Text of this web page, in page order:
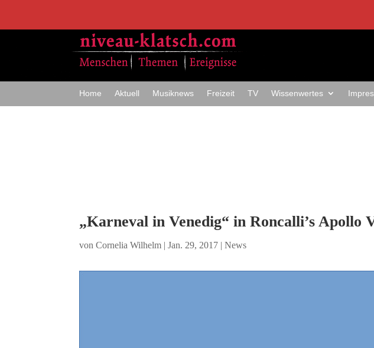
Home Aktuell Musiknews Freizeit TV Wissenwertes
„Karneval in Venedig“ in Roncalli’s Apollo
vonCornelia Wilhelm |Jan. 29, 2017 |News